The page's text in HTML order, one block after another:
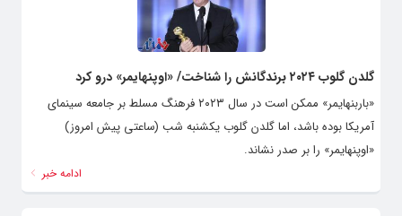
گلدن گلوب ۲۰۲۴ برندگانش را شناخت/ «اوپنهایمر» درو کرد
«باربنهایمر» ممکن است در سال ۲۰۲۳ فرهنگ مسلط بر جامعه سینمای
آمریکا بوده باشد، اما گلدن گلوب یکشنبه شب (ساعتی پیش امروز)
«اوپنهایمر» را بر صدر نشاند.
ادامه خبر